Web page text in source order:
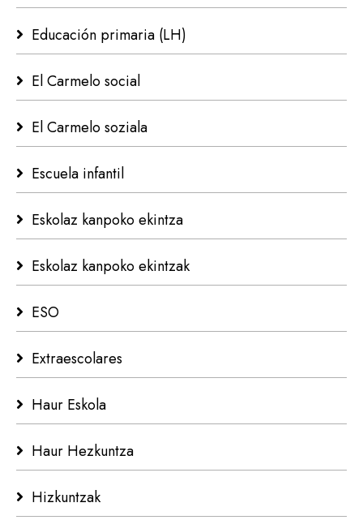
Educación primaria (LH)
El Carmelo social
El Carmelo soziala
Escuela infantil
Eskolaz kanpoko ekintza
Eskolaz kanpoko ekintzak
ESO
Extraescolares
Haur Eskola
Haur Hezkuntza
Hizkuntzak